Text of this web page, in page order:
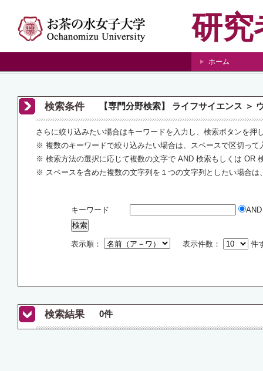
研究
ホーム
検索条件 【専門分野検索】 ライフサイエンス ＞
さらに絞り込みたい場合はキーワードを入力し、検索ボタンを
※ 複数のキーワードで絞り込みたい場合は、スペースで区切って
※ 検索方法の選択に応じて複数の文字で AND 検索もしくは OR
※ スペースを含めた複数の文字列を１つの文字列としたい場合
キーワード
表示順： 表示件数： 件
検索結果 0件